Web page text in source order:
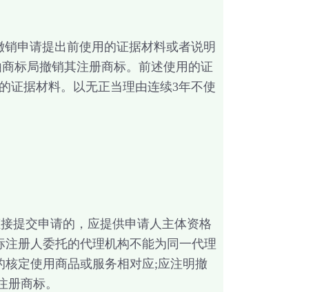
申请提出前使用的证据材料或者说明
标局撤销其注册商标。前述使用的证
证据材料。以无正当理由连续3年不使
提交申请的，应提供申请人主体资格
册人委托的代理机构不能为同一代理
定使用商品或服务相对应;应注明撤
商标。